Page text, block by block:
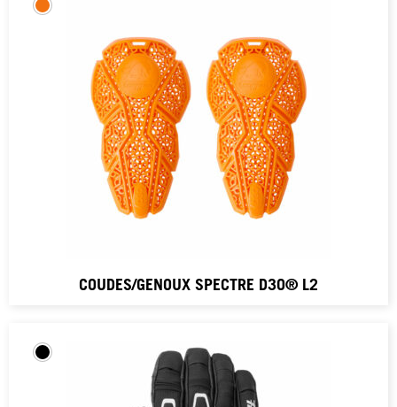
COUDES/GENOUX SPECTRE D3O® L2